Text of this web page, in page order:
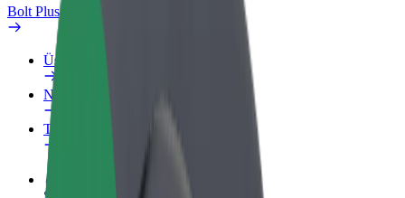
Bolt Plus
Üstünlüklər
Necə qoşulmalı?
Tez-tez verilən suallar